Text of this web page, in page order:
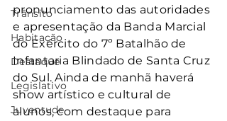
Trânsito
Habitação
Destaque
Legislativo
Juventude
pronunciamento das autoridades
e apresentação da Banda Marcial
do Exército do 7º Batalhão de
Infantaria Blindado de Santa Cruz
do Sul. Ainda de manhã haverá
show artístico e cultural de
alunos, com destaque para